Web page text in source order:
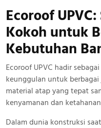
Ecoroof
Kokoh untuk
Kebutuhan
Ecoroof UPVC hadir
keunggulan untuk
material atap yang tepat
kenyamanan dan
Dalam dunia konstruksi